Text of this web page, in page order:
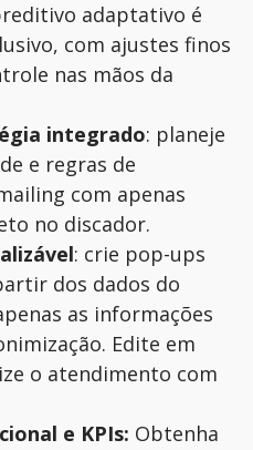
adaptativo é
com ajustes finos
nas mãos da
integrado: planeje
e regras de
com apenas
no discador.
: crie pop-ups
dos dados do
as informações
Edite em
o atendimento com
e KPIs: Obtenha